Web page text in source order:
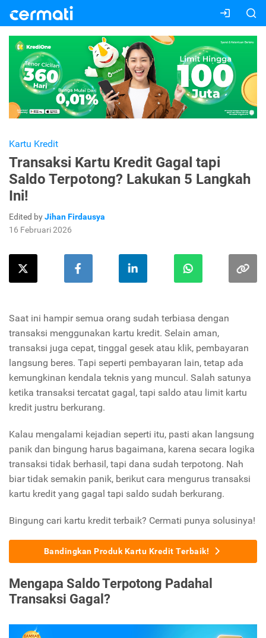
Kartu Kredit
Transaksi Kartu Kredit Gagal tapi
Saldo Terpotong? Lakukan 5 Langkah
Ini!
Edited byJihan Firdausya
16 Februari 2026
Saat ini hampir semua orang sudah terbiasa dengan
transaksi menggunakan kartu kredit. Selain aman,
transaksi juga cepat, tinggal gesek atau klik, pembayaran
langsung beres. Tapi seperti pembayaran lain, tetap ada
kemungkinan kendala teknis yang muncul. Salah satunya
ketika transaksi tercatat gagal, tapi saldo atau limit kartu
kredit justru berkurang.
Kalau mengalami kejadian seperti itu, pasti akan langsung
panik dan bingung harus bagaimana, karena secara logika
transaksi tidak berhasil, tapi dana sudah terpotong. Nah
biar tidak semakin panik, berikut cara mengurus transaksi
kartu kredit yang gagal tapi saldo sudah berkurang.
Bingung cari kartu kredit terbaik? Cermati punya solusinya!
Bandingkan Produk Kartu Kredit Terbaik!
Mengapa Saldo Terpotong Padahal
Transaksi Gagal?